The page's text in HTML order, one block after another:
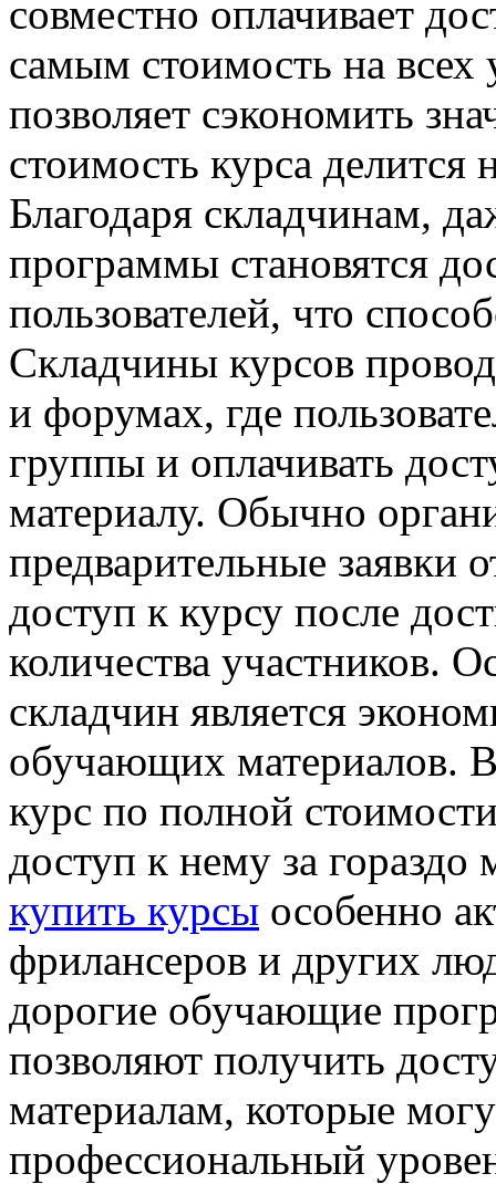
совместно оплачивает
самым стоимость на всех
позволяет сэкономить
стоимость курса делится
Благодаря складчинам,
программы становятся
пользователей, что
Складчины курсов
и форумах, где
группы и оплачивать
материалу. Обычно
предварительные заявки
доступ к курсу после
количества участников.
складчин является
обучающих материалов.
курс по полной
доступ к нему за
купить курсы особенно
фрилансеров и других
дорогие обучающие
позволяют получить
материалам, которые
профессиональный